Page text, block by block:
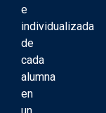
e
individualizada
de
cada
alumna
en